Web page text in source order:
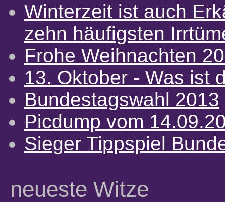
Winterzeit ist auch
zehn häufigsten
Frohe Weihnachten
13. Oktober - Was ist
Bundestagswahl 2013
Picdump vom
Sieger Tippspiel
neueste Witze